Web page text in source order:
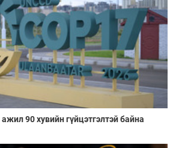
90 хувийн гүйцэтгэлтэй байна